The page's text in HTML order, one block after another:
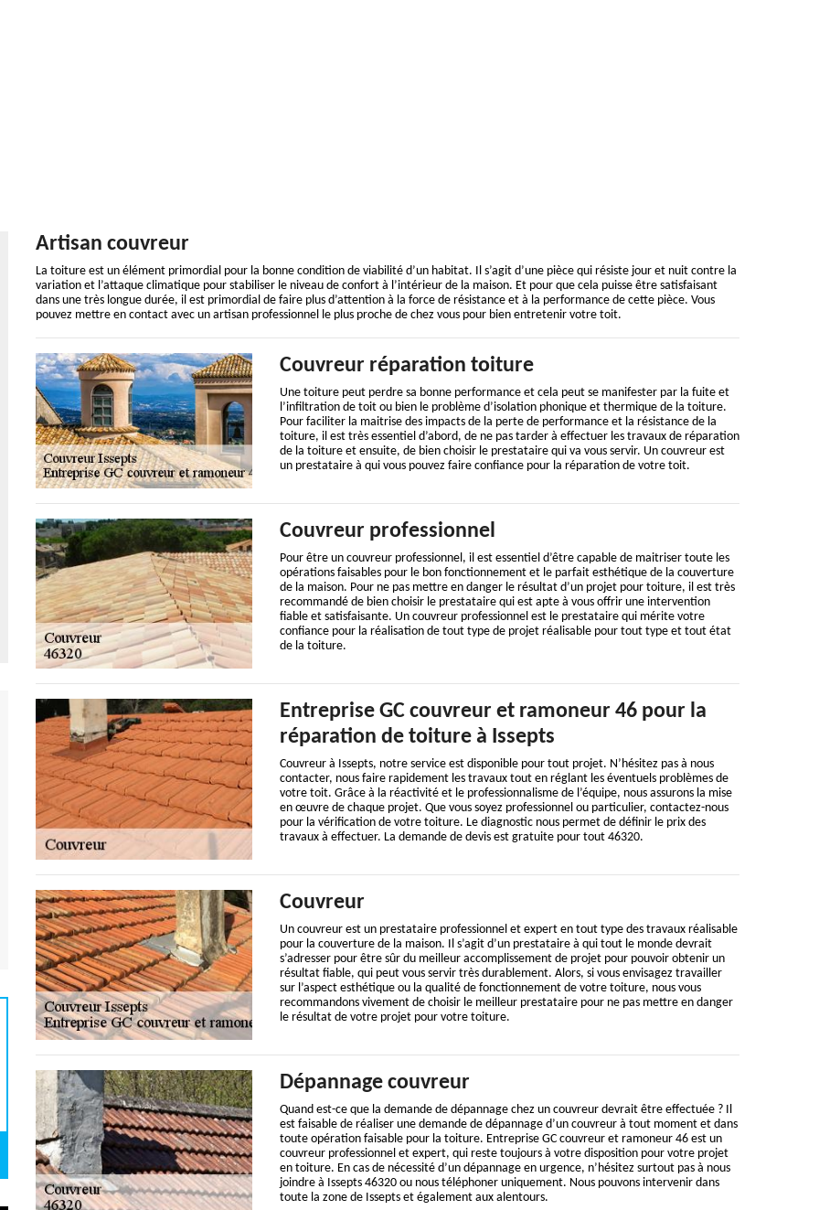
Artisan couvreur
La toiture est un élément primordial pour la bonne condition de viabilité d’un habitat. Il s’agit d’une pièce qui résiste jour et nuit contre la
variation et l’attaque climatique pour stabiliser le niveau de confort à l’intérieur de la maison. Et pour que cela puisse être satisfaisant
dans une très longue durée, il est primordial de faire plus d’attention à la force de résistance et à la performance de cette pièce. Vous
pouvez mettre en contact avec un artisan professionnel le plus proche de chez vous pour bien entretenir votre toit.
Couvreur réparation toiture
Une toiture peut perdre sa bonne performance et cela peut se manifester par la fuite et
l’infiltration de toit ou bien le problème d’isolation phonique et thermique de la toiture.
Pour faciliter la maitrise des impacts de la perte de performance et la résistance de la
toiture, il est très essentiel d’abord, de ne pas tarder à effectuer les travaux de réparation
de la toiture et ensuite, de bien choisir le prestataire qui va vous servir. Un couvreur est
un prestataire à qui vous pouvez faire confiance pour la réparation de votre toit.
Couvreur professionnel
Pour être un couvreur professionnel, il est essentiel d’être capable de maitriser toute les
opérations faisables pour le bon fonctionnement et le parfait esthétique de la couverture
de la maison. Pour ne pas mettre en danger le résultat d’un projet pour toiture, il est très
recommandé de bien choisir le prestataire qui est apte à vous offrir une intervention
fiable et satisfaisante. Un couvreur professionnel est le prestataire qui mérite votre
confiance pour la réalisation de tout type de projet réalisable pour tout type et tout état
de la toiture.
Entreprise GC couvreur et ramoneur 46 pour la
réparation de toiture à Issepts
Couvreur à Issepts, notre service est disponible pour tout projet. N’hésitez pas à nous
contacter, nous faire rapidement les travaux tout en réglant les éventuels problèmes de
votre toit. Grâce à la réactivité et le professionnalisme de l’équipe, nous assurons la mise
en œuvre de chaque projet. Que vous soyez professionnel ou particulier, contactez-nous
pour la vérification de votre toiture. Le diagnostic nous permet de définir le prix des
travaux à effectuer. La demande de devis est gratuite pour tout 46320.
Couvreur
Un couvreur est un prestataire professionnel et expert en tout type des travaux réalisable
pour la couverture de la maison. Il s’agit d’un prestataire à qui tout le monde devrait
s’adresser pour être sûr du meilleur accomplissement de projet pour pouvoir obtenir un
résultat fiable, qui peut vous servir très durablement. Alors, si vous envisagez travailler
sur l’aspect esthétique ou la qualité de fonctionnement de votre toiture, nous vous
recommandons vivement de choisir le meilleur prestataire pour ne pas mettre en danger
le résultat de votre projet pour votre toiture.
Dépannage couvreur
Quand est-ce que la demande de dépannage chez un couvreur devrait être effectuée ? Il
est faisable de réaliser une demande de dépannage d’un couvreur à tout moment et dans
toute opération faisable pour la toiture. Entreprise GC couvreur et ramoneur 46 est un
couvreur professionnel et expert, qui reste toujours à votre disposition pour votre projet
en toiture. En cas de nécessité d’un dépannage en urgence, n’hésitez surtout pas à nous
joindre à Issepts 46320 ou nous téléphoner uniquement. Nous pouvons intervenir dans
toute la zone de Issepts et également aux alentours.